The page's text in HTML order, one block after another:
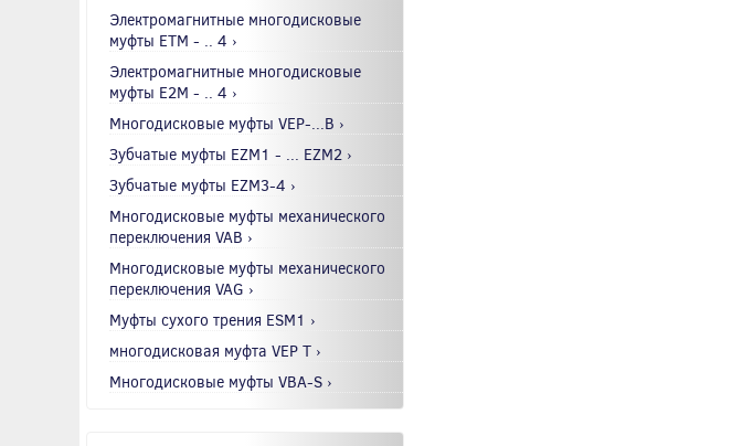
Электромагнитные многодисковые
муфты EТМ - .. 4 ›
Электромагнитные многодисковые
муфты E2М - .. 4 ›
Многодисковые муфты VEP-...B ›
Зубчатые муфты EZM1 - ... EZM2 ›
Зубчатые муфты EZM3-4 ›
Многодисковые муфты механического
переключения VAB ›
Многодисковые муфты механического
переключения VAG ›
Муфты сухого трения ESM1 ›
многодисковая муфта VEP T ›
Многодисковые муфты VBA-S ›